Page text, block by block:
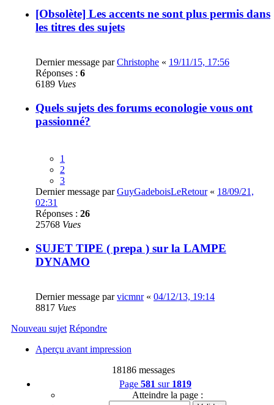
[Obsolète] Les accents ne sont plus permis dans
les titres des sujets
Dernier message parChristophe « 19/11/15, 17:56
Réponses : 6
6189 Vues
Quels sujets des forums econologie vous ont
passionné?
1
2
3
Dernier message parGuyGadeboisLeRetour« 18/09/21,
02:31
Réponses : 26
25768 Vues
SUJET TIPE ( prepa ) sur la LAMPE
DYNAMO
Dernier message parvicmnr« 04/12/13, 19:14
8817 Vues
Nouveau sujet Répondre
Aperçu avant impression
18186 messages
Page 581 sur 1819
Atteindre la page :